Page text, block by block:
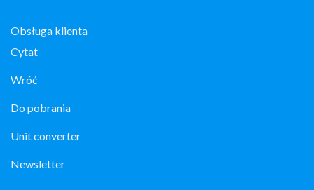
Obsługa klienta
Cytat
Wróć
Do pobrania
Unit converter
Newsletter